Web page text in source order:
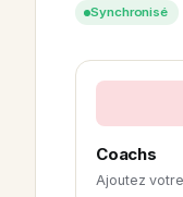
Synchronisé
Coachs
Ajoutez